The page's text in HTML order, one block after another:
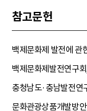
참고문헌
백제문화제 발전에 관
백제문화제발전연구
충청남도·충남발전연
문화관광상품개발방